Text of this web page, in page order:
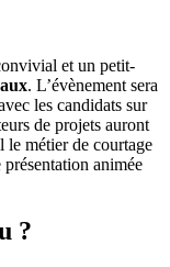
et un petit-
. L’évènement sera
les candidats sur
de projets auront
le métier de courtage
animée
?